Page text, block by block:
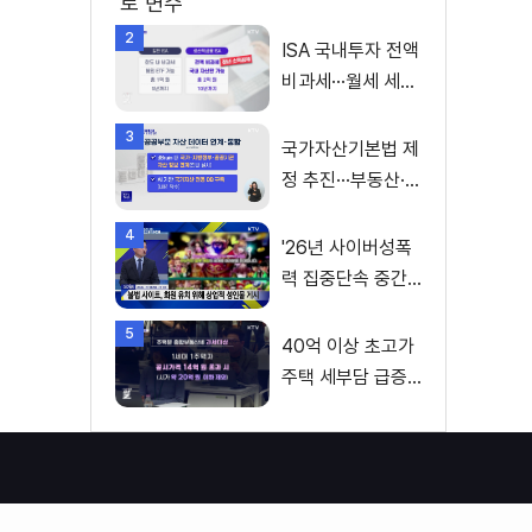
2
ISA 국내투자 전액
비과세···월세 세액
3
국가자산기본법 제
정 추진···부동산·주
4
'26년 사이버성폭
력 집중단속 중간
진계획은?
5
40억 이상 초고가
주택 세부담 급증···
화